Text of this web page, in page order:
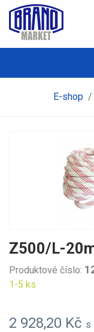
E-shop /
Z500/L-
Produktové číslo:
1-5 ks
2 928,20 Kč s